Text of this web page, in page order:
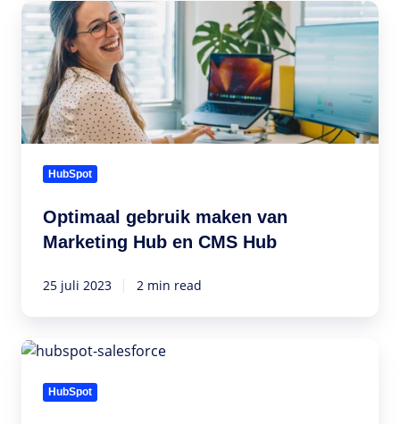
Optimaal
gebruik
maken
van
Marketing
Hub
en
CMS
HubHubSpot
Optimaal gebruik maken van
Marketing Hub en CMS Hub
25 juli 2023 2 min read
5
HubSpot